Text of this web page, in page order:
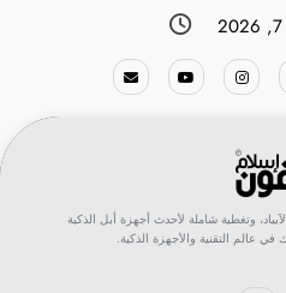
وتغطية شاملة لأحدث أجهزة أبل الذكية
في عالم التقنية والأجهزة الذكية.